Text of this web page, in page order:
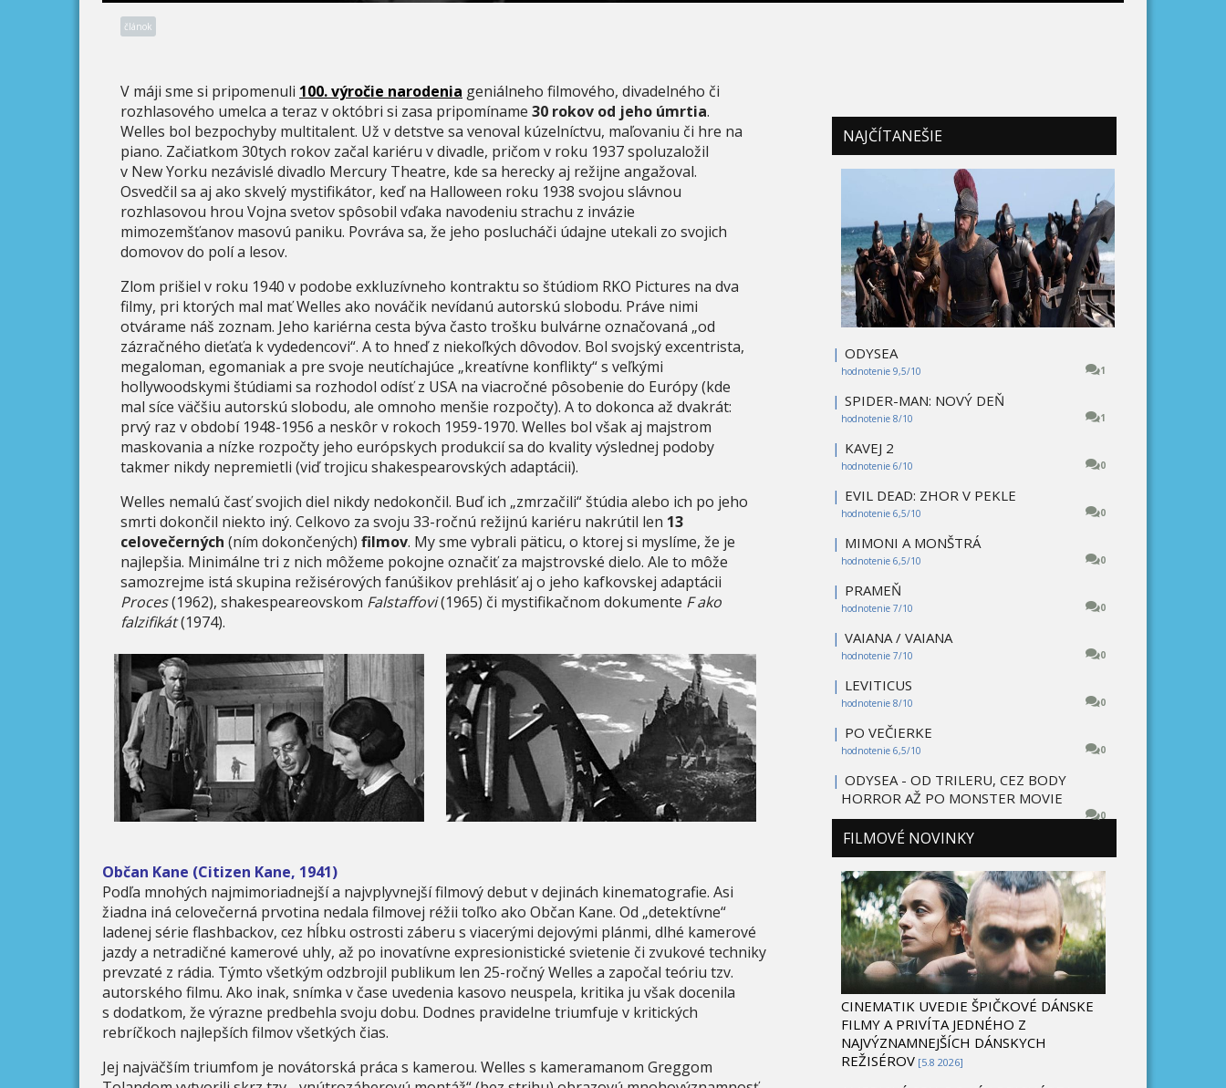
článok
V máji sme si pripomenuli 100. výročie narodenia geniálneho filmového, divadelného či
rozhlasového umelca a teraz v októbri si zasa pripomíname 30 rokov od jeho úmrtia.
Welles bol bezpochyby multitalent. Už v detstve sa venoval kúzelníctvu, maľovaniu či hre na
piano. Začiatkom 30tych rokov začal kariéru v divadle, pričom v roku 1937 spoluzaložil
v New Yorku nezávislé divadlo Mercury Theatre, kde sa herecky aj režijne angažoval.
Osvedčil sa aj ako skvelý mystifikátor, keď na Halloween roku 1938 svojou slávnou
rozhlasovou hrou Vojna svetov spôsobil vďaka navodeniu strachu z invázie
mimozemšťanov masovú paniku. Povráva sa, že jeho poslucháči údajne utekali zo svojich
domovov do polí a lesov.
Zlom prišiel v roku 1940 v podobe exkluzívneho kontraktu so štúdiom RKO Pictures na dva
filmy, pri ktorých mal mať Welles ako nováčik nevídanú autorskú slobodu. Práve nimi
otvárame náš zoznam. Jeho kariérna cesta býva často trošku bulvárne označovaná „od
zázračného dieťaťa k vydedencovi“. A to hneď z niekoľkých dôvodov. Bol svojský excentrista,
megaloman, egomaniak a pre svoje neutíchajúce „kreatívne konflikty“ s veľkými
hollywoodskymi štúdiami sa rozhodol odísť z USA na viacročné pôsobenie do Európy (kde
mal síce väčšiu autorskú slobodu, ale omnoho menšie rozpočty). A to dokonca až dvakrát:
prvý raz v období 1948-1956 a neskôr v rokoch 1959-1970. Welles bol však aj majstrom
maskovania a nízke rozpočty jeho európskych produkcií sa do kvality výslednej podoby
takmer nikdy nepremietli (viď trojicu shakespearovských adaptácii).
Welles nemalú časť svojich diel nikdy nedokončil. Buď ich „zmrzačili“ štúdia alebo ich po jeho
smrti dokončil niekto iný. Celkovo za svoju 33-ročnú režijnú kariéru nakrútil len 13
celovečerných (ním dokončených) filmov. My sme vybrali päticu, o ktorej si myslíme, že je
najlepšia. Minimálne tri z nich môžeme pokojne označiť za majstrovské dielo. Ale to môže
samozrejme istá skupina režisérových fanúšikov prehlásiť aj o jeho kafkovskej adaptácii
Proces(1962), shakespeareovskom Falstaffovi(1965) či mystifikačnom dokumente F ako
falzifikát(1974).
Občan Kane (Citizen Kane, 1941)
Podľa mnohých najmimoriadnejší a najvplyvnejší filmový debut v dejinách kinematografie. Asi
žiadna iná celovečerná prvotina nedala filmovej réžii toľko ako Občan Kane. Od „detektívne“
ladenej série flashbackov, cez hĺbku ostrosti záberu s viacerými dejovými plánmi, dlhé kamerové
jazdy a netradičné kamerové uhly, až po inovatívne expresionistické svietenie či zvukové techniky
prevzaté z rádia. Týmto všetkým odzbrojil publikum len 25-ročný Welles a započal teóriu tzv.
autorského filmu. Ako inak, snímka v čase uvedenia kasovo neuspela, kritika ju však docenila
s dodatkom, že výrazne predbehla svoju dobu. Dodnes pravidelne triumfuje v kritických
rebríčkoch najlepších filmov všetkých čias.
Jej najväčším triumfom je novátorská práca s kamerou. Welles s kameramanom Greggom
NAJČÍTANEŠIE
| ODYSEA
1
hodnotenie 9,5/10
| SPIDER-MAN: NOVÝ DEŇ
1
hodnotenie 8/10
| KAVEJ 2
0
hodnotenie 6/10
| EVIL DEAD: ZHOR V PEKLE
0
hodnotenie 6,5/10
| MIMONI A MONŠTRÁ
0
hodnotenie 6,5/10
| PRAMEŇ
0
hodnotenie 7/10
| VAIANA / VAIANA
0
hodnotenie 7/10
| LEVITICUS
0
hodnotenie 8/10
| PO VEČIERKE
0
hodnotenie 6,5/10
| ODYSEA - OD TRILERU, CEZ BODY
HORROR AŽ PO MONSTER MOVIE
0
FILMOVÉ NOVINKY
CINEMATIK UVEDIE ŠPIČKOVÉ DÁNSKE
FILMY A PRIVÍTA JEDNÉHO Z
NAJVÝZNAMNEJŠÍCH DÁNSKYCH
REŽISÉROV [5.8 2026]